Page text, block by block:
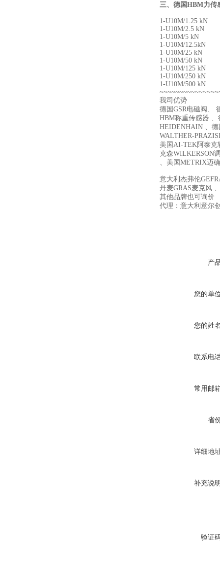
三、 德国HBM力传
1-U10M/1.25 kN
1-U10M/2.5 kN
1-U10M/5 kN
1-U10M/12.5kN
1-U10M/25 kN
1-U10M/50 kN
1-U10M/125 kN
1-U10M/250 kN
1-U10M/500 kN
我司优势
德国GSR电磁阀、
HBM称重传感器
HEIDENHAIN 、德
WALTHER-
美国AI-TEK阿泰克
克森WILKERSON
、美国METRIX迈确
意大利杰弗伦
丹麦GRAS麦克风
其他品牌也可询价
代理：意大利意尔
产
您的单
您的姓
联系电
常用邮
省
详细地
补充说
验证